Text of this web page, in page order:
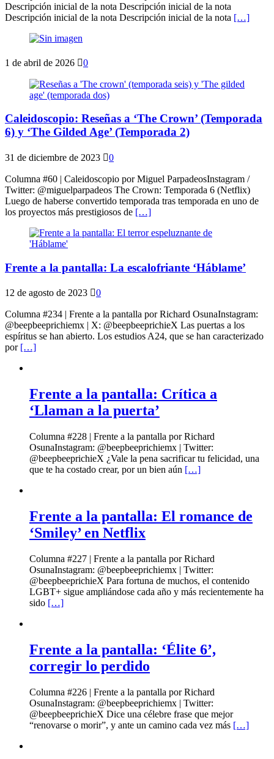
Descripción inicial de la nota Descripción inicial de la nota
Descripción inicial de la nota Descripción inicial de la nota […]
1 de abril de 2026 0
Caleidoscopio: Reseñas a ‘The Crown’ (Temporada
6) y ‘The Gilded Age’ (Temporada 2)
31 de diciembre de 2023 0
Columna #60 | Caleidoscopio por Miguel ParpadeosInstagram /
Twitter: @miguelparpadeos The Crown: Temporada 6 (Netflix)
Luego de haberse convertido temporada tras temporada en uno de
los proyectos más prestigiosos de […]
Frente a la pantalla: La escalofriante ‘Háblame’
12 de agosto de 2023 0
Columna #234 | Frente a la pantalla por Richard OsunaInstagram:
@beepbeeprichiemx | X: @beepbeeprichieX Las puertas a los
espíritus se han abierto. Los estudios A24, que se han caracterizado
por […]
Frente a la pantalla: Crítica a
‘Llaman a la puerta’
Columna #228 | Frente a la pantalla por Richard
OsunaInstagram: @beepbeeprichiemx | Twitter:
@beepbeeprichieX ¿Vale la pena sacrificar tu felicidad, una
que te ha costado crear, por un bien aún […]
Frente a la pantalla: El romance de
‘Smiley’ en Netflix
Columna #227 | Frente a la pantalla por Richard
OsunaInstagram: @beepbeeprichiemx | Twitter:
@beepbeeprichieX Para fortuna de muchos, el contenido
LGBT+ sigue ampliándose cada año y más recientemente ha
sido […]
Frente a la pantalla: ‘Élite 6’,
corregir lo perdido
Columna #226 | Frente a la pantalla por Richard
OsunaInstagram: @beepbeeprichiemx | Twitter:
@beepbeeprichieX Dice una célebre frase que mejor
“renovarse o morir”, y ante un camino cada vez más […]